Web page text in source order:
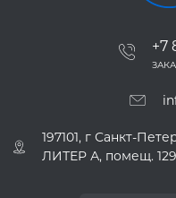
+7
197101, г Санкт-
ЛИТЕР А, помещ. 129